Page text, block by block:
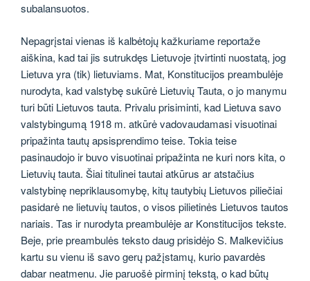
subalansuotos.
Nepagrįstai vienas iš kalbėtojų kažkuriame reportaže
aiškina, kad tai jis sutrukdęs Lietuvoje įtvirtinti nuostatą, jog
Lietuva yra (tik) lietuviams. Mat, Konstitucijos preambulėje
nurodyta, kad valstybę sukūrė Lietuvių Tauta, o jo manymu
turi būti Lietuvos tauta. Privalu prisiminti, kad Lietuva savo
valstybingumą 1918 m. atkūrė vadovaudamasi visuotinai
pripažinta tautų apsisprendimo teise. Tokia teise
pasinaudojo ir buvo visuotinai pripažinta ne kuri nors kita, o
Lietuvių tauta. Šiai titulinei tautai atkūrus ar atstačius
valstybinę nepriklausomybę, kitų tautybių Lietuvos piliečiai
pasidarė ne lietuvių tautos, o visos pilietinės Lietuvos tautos
nariais. Tas ir nurodyta preambulėje ar Konstitucijos tekste.
Beje, prie preambulės teksto daug prisidėjo S. Malkevičius
kartu su vienu iš savo gerų pažįstamų, kurio pavardės
dabar neatmenu. Jie paruošė pirminį tekstą, o kad būtų